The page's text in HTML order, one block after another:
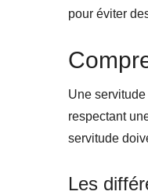
pour éviter
Une
respectant
servitude
Les